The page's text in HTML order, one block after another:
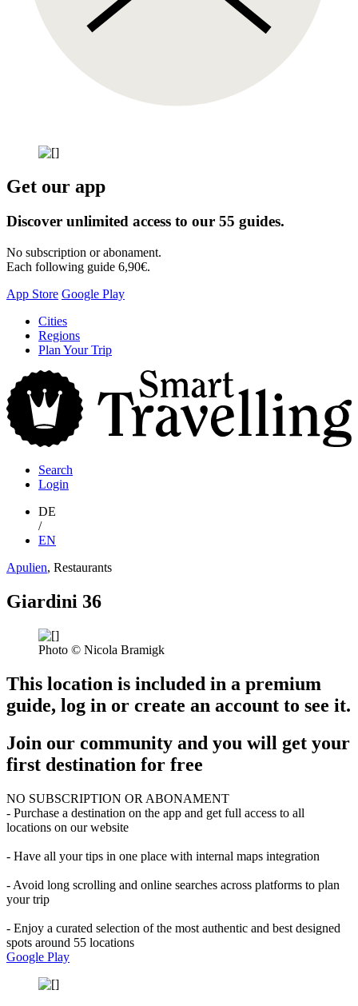
Get our app
Discover unlimited access to our 55 guides.
No subscription or abonament.
Each following guide 6,90€.
App Store Google Play
Skip
content
Cities
Regions
Plan Your Trip
Search
Login
DE
/
EN
Apulien, Restaurants
Giardini 36
Photo © Nicola Bramigk
This location is included in a premium
guide, log in or create an account to see it.
Join our community and you will get your
first destination for free
NO SUBSCRIPTION OR ABONAMENT
- Purchase a destination on the app and get full access to all
locations on our website
- Have all your tips in one place with internal maps integration
- Avoid long scrolling and online searches across platforms to plan
your trip
- Enjoy a curated selection of the most authentic and best designed
spots around 55 locations
Google Play